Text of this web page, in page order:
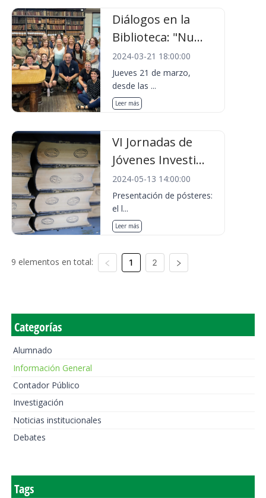
Diálogos en la
Biblioteca: "Nu...
2024-03-21 18:00:00
Jueves 21 de marzo,
desde las ...
Leer más
VI Jornadas de
Jóvenes Investi...
2024-05-13 14:00:00
Presentación de pósteres:
el l...
Leer más
9 elementos en total: 1 2
Categorías
Alumnado
Información General
Contador Público
Investigación
Noticias institucionales
Debates
Tags